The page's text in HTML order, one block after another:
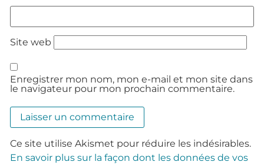
Site web
Enregistrer mon nom, mon e-mail et mon site dans
le navigateur pour mon prochain commentaire.
Ce site utilise Akismet pour réduire les indésirables.
En savoir plus sur la façon dont les données de vos